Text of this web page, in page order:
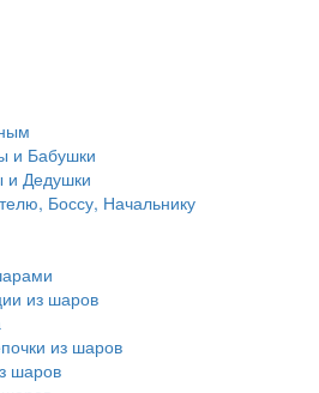
и Бабушки
Дедушки
Боссу, Начальнику
из шаров
из шаров
шаров